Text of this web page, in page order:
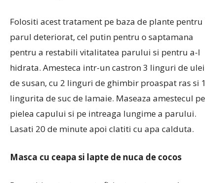
Folositi acest tratament pe baza de plante pentru
parul deteriorat, cel putin pentru o saptamana
pentru a restabili vitalitatea parului si pentru a-l
hidrata. Amesteca intr-un castron 3 linguri de ulei
de susan, cu 2 linguri de ghimbir proaspat ras si 1
lingurita de suc de lamaie. Maseaza amestecul pe
pielea capului si pe intreaga lungime a parului.
Lasati 20 de minute apoi clatiti cu apa calduta.
Masca cu ceapa si lapte de nuca de cocos